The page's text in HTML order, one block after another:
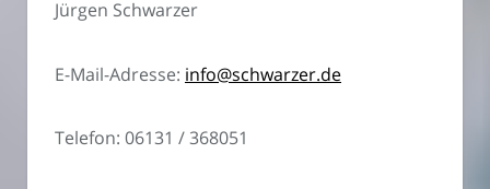
Jürgen Schwarzer
E-Mail-Adresse: info@schwarzer.de
Telefon: 06131 / 368051